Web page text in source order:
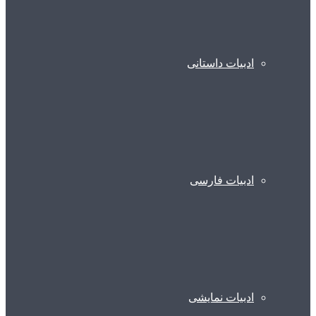
ادبیات داستانی
ادبیات فارسی
ادبیات نمایشی